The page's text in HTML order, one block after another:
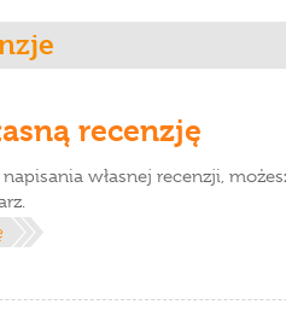
recenzję
własnej recenzji,